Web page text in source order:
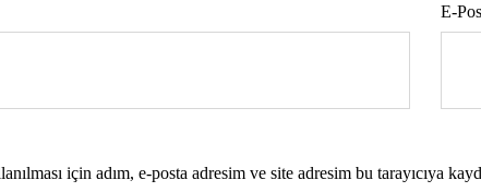
E-
için adım, e-posta adresim ve site adresim bu tarayıcıya